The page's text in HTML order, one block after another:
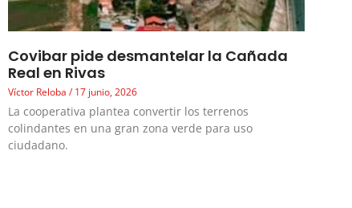
Covibar pide desmantelar la Cañada
Real en Rivas
Víctor Reloba 17 junio, 2026
La cooperativa plantea convertir los terrenos
colindantes en una gran zona verde para uso
ciudadano.